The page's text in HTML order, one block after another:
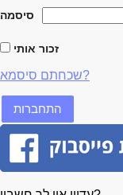
סיסמה
זכור אותי
שכחתם סיסמא?